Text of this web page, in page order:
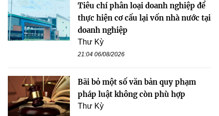
Tiêu chí phân loại doanh nghiệp để
thực hiện cơ cấu lại vốn nhà nước tại
doanh nghiệp
Thư Kỳ
21:04 06/08/2026
Bãi bỏ một số văn bản quy phạm
pháp luật không còn phù hợp
Thư Kỳ